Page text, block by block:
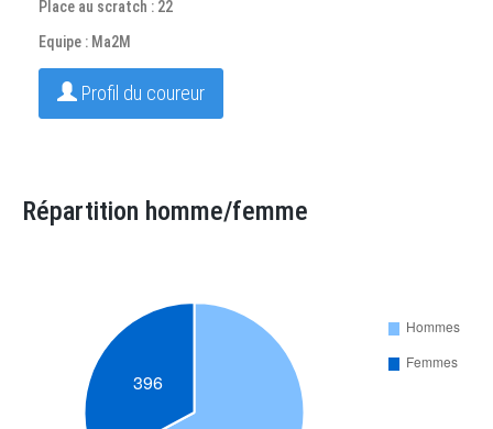
Place au scratch : 22
Equipe : Ma2M
Profil du coureur
Répartition homme/femme